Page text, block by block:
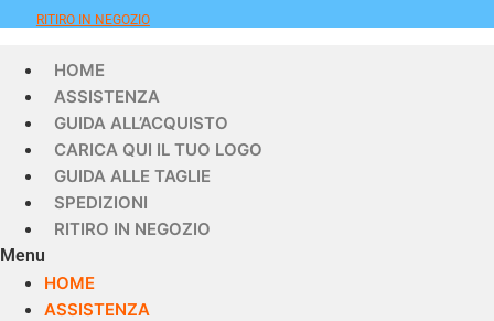
RITIRO IN NEGOZIO
HOME
ASSISTENZA
GUIDA ALL’ACQUISTO
CARICA QUI IL TUO LOGO
GUIDA ALLE TAGLIE
SPEDIZIONI
RITIRO IN NEGOZIO
Menu
HOME
ASSISTENZA